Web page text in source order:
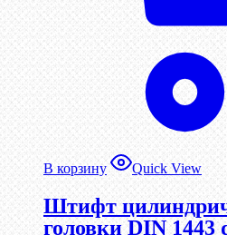
В корзину Quick View
Штифт
головки DIN 1443